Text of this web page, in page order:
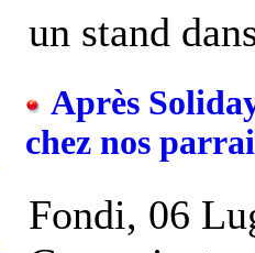
un stand
Après
chez nos
Fondi, 06